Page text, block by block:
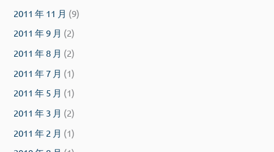
2011 年 11 月 (9)
2011 年 9 月 (2)
2011 年 8 月 (2)
2011 年 7 月 (1)
2011 年 5 月 (1)
2011 年 3 月 (2)
2011 年 2 月 (1)